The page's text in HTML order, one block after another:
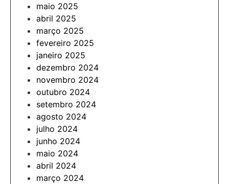
maio 2025
abril 2025
março 2025
fevereiro 2025
janeiro 2025
dezembro 2024
novembro 2024
outubro 2024
setembro 2024
agosto 2024
julho 2024
junho 2024
maio 2024
abril 2024
março 2024